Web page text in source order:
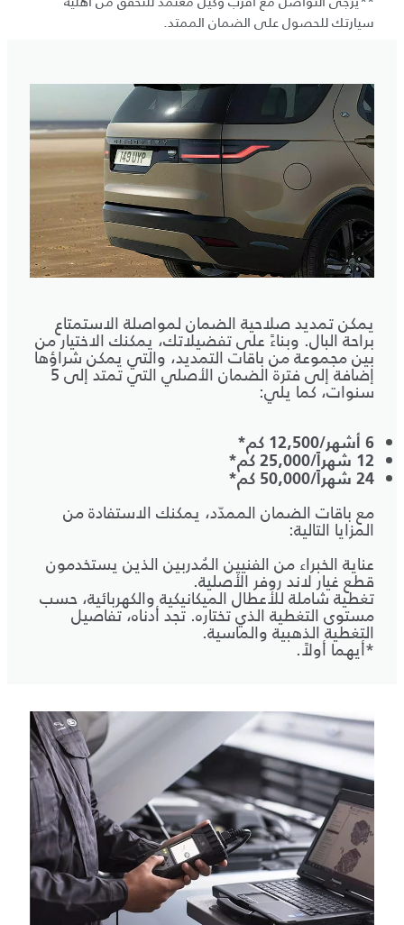
سيارتك للحصول على الضمان الممتد.
يمكن تمديد صلاحية الضمان لمواصلة الاستمتاع
براحة البال. وبناءً على تفضيلاتك، يمكنك الاختيار من
بين مجموعة من باقات التمديد، والتي يمكن شراؤها
إضافة إلى فترة الضمان الأصلي التي تمتد إلى 5
سنوات، كما يلي:
6 أشهر/12,500 كم*
12 شهراً/25,000 كم*
24 شهراً/50,000 كم*
مع باقات الضمان الممدّد، يمكنك الاستفادة من
المزايا التالية:
عناية الخبراء من الفنيين المُدربين الذين يستخدمون
قطع غيار لاند روفر الأصلية.
تغطية شاملة للأعطال الميكانيكية والكهربائية، حسب
مستوى التغطية الذي تختاره. تجد أدناه، تفاصيل
التغطية الذهبية والماسية.
*أيهما أولاً.